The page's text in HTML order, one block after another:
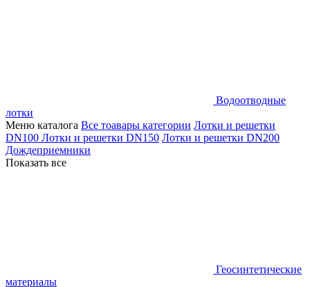
Водоотводные
лотки
Меню каталога Все тоавары категории Лотки и решетки
DN100 Лотки и решетки DN150 Лотки и решетки DN200
Дождеприемники
Показать все
Геосинтетические
материалы